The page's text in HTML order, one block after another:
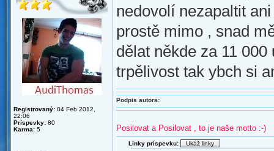
Registrovaný: 04 Feb 2012,
22:06
Príspevky: 80
Karma: 5
nedovolí nezapaltit
prostě mimo , snad
dělat někde za 11
trpělivost tak ybch si
Podpis autora:
Posilovat a Posilovat , to je naše motto :-)
Linky príspevku: